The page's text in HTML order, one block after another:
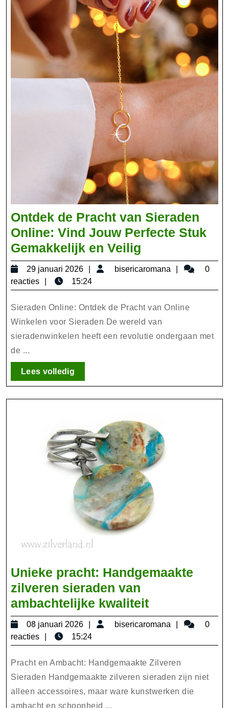
Ontdek de Pracht van Sieraden
Online: Vind Jouw Perfecte Stuk
Gemakkelijk en Veilig
de
Pracht
van
Sieraden
Online:
Vind
Stuk
Gemakkelijk
Veilig
29 januari 2026
29
2026
bisericaromana
0
reacties
15:24
Sieraden Online: Ontdek de Pracht van Online
Winkelen voor Sieraden De wereld van
sieradenwinkelen heeft een revolutie ondergaan met
de ...
Lees volledigLees
volledig
Unieke pracht: Handgemaakte
zilveren sieraden van
ambachtelijke kwaliteitUnieke
pracht:
zilveren
sieraden
van
08 januari 2026
08
2026
bisericaromana
0
reacties
15:24
Pracht en Ambacht: Handgemaakte Zilveren
Sieraden Handgemaakte zilveren sieraden zijn niet
alleen accessoires, maar ware kunstwerken die
ambacht en schoonheid ...